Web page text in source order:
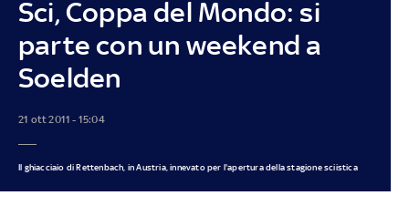
Sci, Coppa del Mondo: si
parte con un weekend a
Soelden
21 ott 2011 - 15:04
Il ghiacciaio di Rettenbach, in Austria, innevato per l'apertura della stagione sciistica